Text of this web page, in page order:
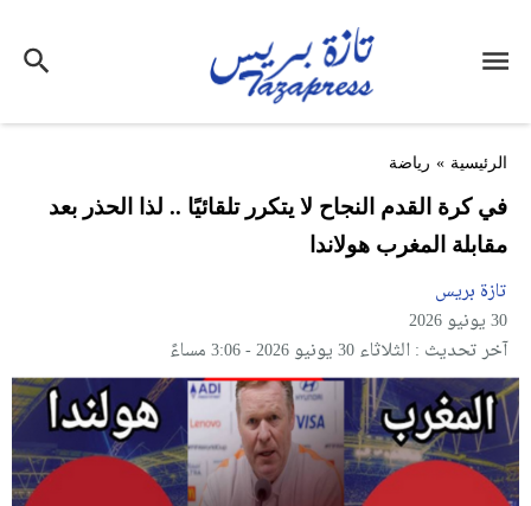
الرئيسية » رياضة
في كرة القدم النجاح لا يتكرر تلقائيًا .. لذا الحذر بعد
مقابلة المغرب هولاندا
تازة بريس
30 يونيو 2026
آخر تحديث : الثلاثاء 30 يونيو 2026 - 3:06 مساءً